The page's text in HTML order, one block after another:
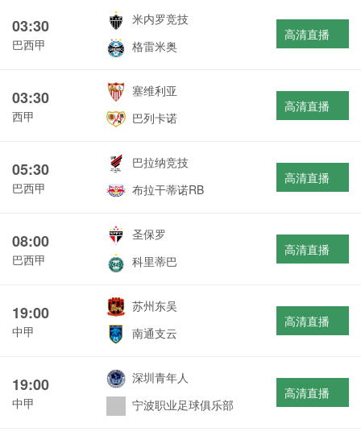
03:30
巴西甲
米内罗竞技
格雷米奥
高清直播
03:30
西甲
塞维利亚
巴列卡诺
高清直播
05:30
巴西甲
巴拉纳竞技
布拉干蒂诺RB
高清直播
08:00
巴西甲
圣保罗
科里蒂巴
高清直播
19:00
中甲
苏州东吴
南通支云
高清直播
19:00
中甲
深圳青年人
宁波职业足球俱乐部
高清直播